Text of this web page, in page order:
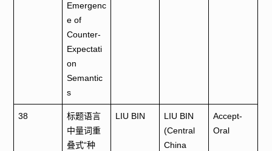
Emergenc
e of
Counter-
Expectati
on
Semantic
s
38
标题语言
中量词重
叠式“种
LIU BIN
LIU BIN
(Central
China
Accept-
Oral